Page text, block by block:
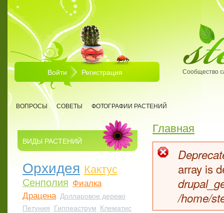
Перейти к основному содержанию
Войти Регистрация Сообщество
ВОПРОСЫ СОВЕТЫ ФОТОГРАФИИ РАСТЕНИЙ
ВИДЫ РАСТЕНИЙ
Орхидея Кактус
Сенполия Фиалка
Драцена Долларовое дерево
Петуния Гиппеаструм Клематис
Вы здесь
Главная
array is
/home/